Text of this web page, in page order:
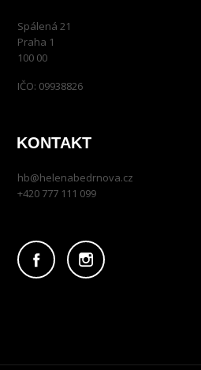
Spálená 21
Praha 1
100 00
IČO: 09938826
KONTAKT
hb@helenabedrnova.cz
+420 777 111 099